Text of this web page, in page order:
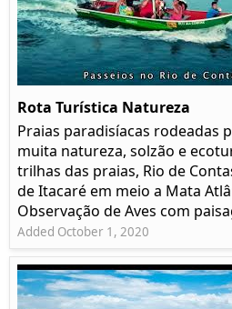
Rota Turística Natureza
Praias paradisíacas rodeadas
muita natureza, solzão e
trilhas das praias, Rio de
de Itacaré em meio a Mata
Observação de Aves com
Added October 1, 2020